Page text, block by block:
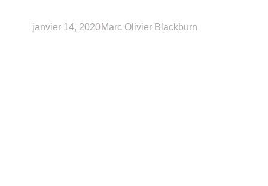
janvier 14, 2020 Marc Olivier Blackburn